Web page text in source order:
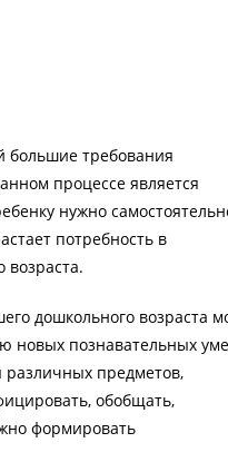
большие требования
процессе является
нужно
потребность в
дошкольного возраста
новых познавательных
различных предметов,
обобщать,
формировать